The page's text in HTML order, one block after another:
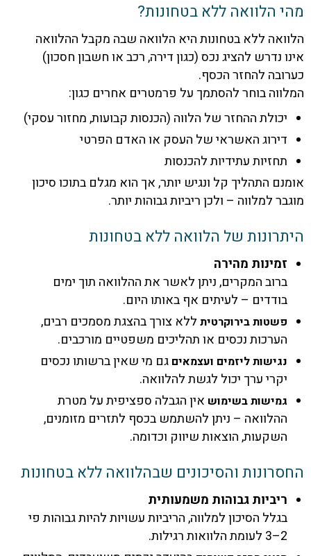
הלוואה ללא בטחונות?
ללא בטחונות היא הלוואה שבה מקבל ההלוואה
נדרש להציג נכס (כגון דירה, רכב או חשבון חסכון)
להחזר הכסף.
בוחר להסתמך על פרמטרים אחרים כגון:
ההחזר של הלווה (הכנסות קבועות, מחזור עסקי)
האשראי של העסק או האדם הפרטי
עתידיות להכנסות
התהליך קל ונגיש יותר, אך הוא מגלם בתוכו סיכון
למלווה – ולכן ריביות גבוהות יותר.
של הלוואה ללא בטחונות
מהירה
המקרים, ניתן לאשר את ההלוואה תוך ימים
– לעיתים אף באותו היום.
בירוקרטיתללא צורך בהצגת מסמכים רבים,
נכסים או תהליכים משפטיים מורכבים.
ליזמים ועצמאיםגם מי שאין ברשותו נכסים
ערך יכול לגשת להלוואה.
בשימושאין הגבלה ספציפית על מטרת
– ניתן להשתמש בכסף לתזרים מזומנים,
הוצאות שיווק וכדומה.
והסיכונים שבהלוואה ללא בטחונות
גבוהות משמעותית
הסיכון למלווה, הריביות עשויות להיות גבוהות פי